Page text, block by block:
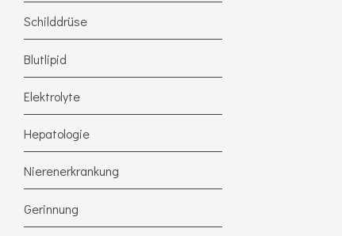
Schilddrüse
Blutlipid
Elektrolyte
Hepatologie
Nierenerkrankung
Gerinnung